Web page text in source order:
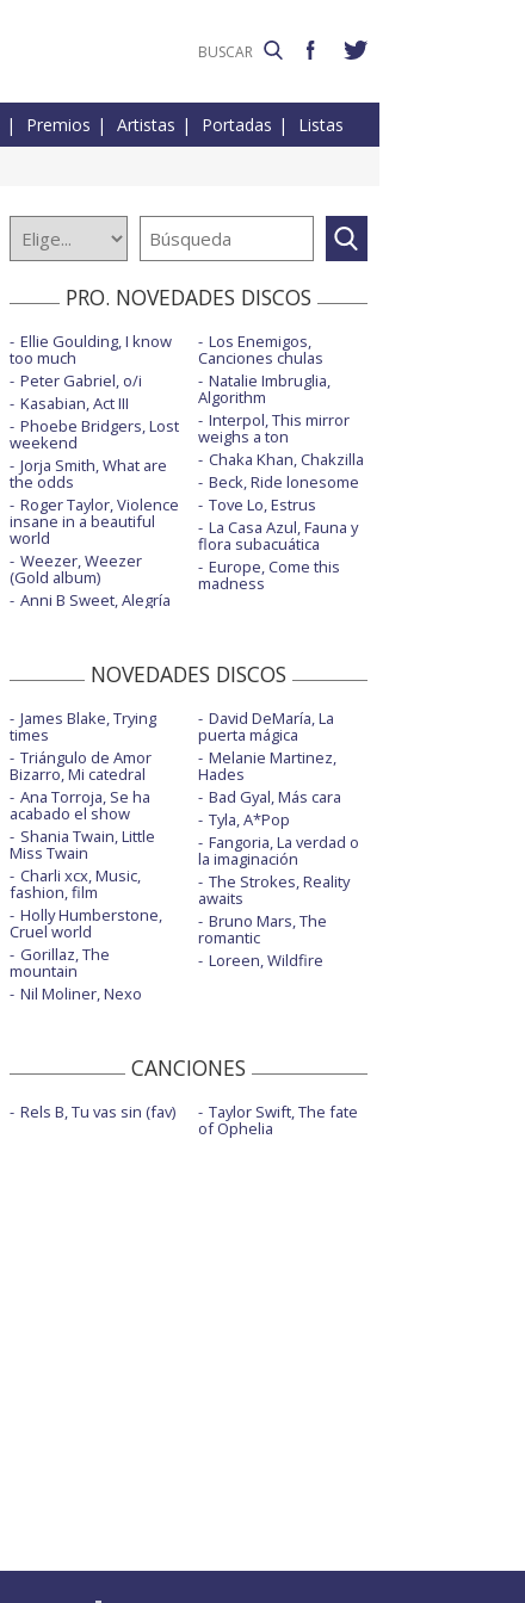
Premios Artistas Portadas Listas
PRO. NOVEDADES DISCOS
Ellie Goulding, I know
too much
Peter Gabriel, o/i
Kasabian, Act III
Phoebe Bridgers, Lost
weekend
Jorja Smith, What are
the odds
Roger Taylor, Violence
insane in a beautiful
world
Weezer, Weezer
(Gold album)
Anni B Sweet, Alegría
Los Enemigos,
Canciones chulas
Natalie Imbruglia,
Algorithm
Interpol, This mirror
weighs a ton
Chaka Khan, Chakzilla
Beck, Ride lonesome
Tove Lo, Estrus
La Casa Azul, Fauna y
flora subacuática
Europe, Come this
madness
NOVEDADES DISCOS
James Blake, Trying
times
Triángulo de Amor
Bizarro, Mi catedral
Ana Torroja, Se ha
acabado el show
Shania Twain, Little
Miss Twain
Charli xcx, Music,
fashion, film
Holly Humberstone,
Cruel world
Gorillaz, The
mountain
Nil Moliner, Nexo
David DeMaría, La
puerta mágica
Melanie Martinez,
Hades
Bad Gyal, Más cara
Tyla, A*Pop
Fangoria, La verdad o
la imaginación
The Strokes, Reality
awaits
Bruno Mars, The
romantic
Loreen, Wildfire
CANCIONES
Rels B, Tu vas sin (fav) Taylor Swift, The fate
of Ophelia